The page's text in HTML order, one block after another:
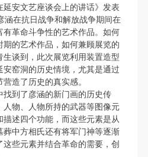
安文艺座谈会上的讲话》发表
涵在抗日战争和解放战争期间在
革命斗争性的艺术作品。如何
的艺术作品，如何兼顾展览的
谈到，此次展览利用装置造型
窑洞的历史情境，尤其是通过
造了历史的真实感。
到了彦涵的新门画的历史传
物、人物所持的武器等图像元
述四个功能，而这些元素是从
中方相氏还有将军门神等逐渐
些元素并结合革命的需要，创
美术馆是一所具有标志
代公共美术馆。中央美术学
力塑造一个开放、自由、学
位、企业、机构、艺术家
院的学术研究为基础，积
、多领域的展览、论坛及公
、中外艺术家以及社会公众
示的平台。作为一家公益性
美术馆是一所具有标志
代公共美术馆。中央美术学
力塑造一个开放、自由、学
位、企业、机构、艺术家
院的学术研究为基础，积
、多领域的展览、论坛及公
、中外艺术家以及社会公众
示的平台。作为一家公益性
美术馆是一所具有标志
代公共美术馆。中央美术学
力塑造一个开放、自由、学
位、企业、机构、艺术家
院的学术研究为基础，积
、多领域的展览、论坛及公
、中外艺术家以及社会公众
示的平台。作为一家公益性